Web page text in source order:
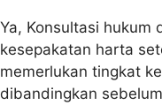
Ya, Konsultasi hukum
kesepakatan harta
memerlukan tingkat
dibandingkan